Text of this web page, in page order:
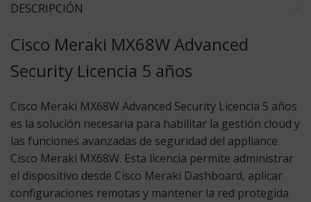
DESCRIPCIÓN
Cisco Meraki MX68W Advanced
Security Licencia 5 años
Cisco Meraki MX68W Advanced Security Licencia 5 años
es la solución necesaria para habilitar la gestión cloud y
las funciones avanzadas de seguridad del appliance
Cisco Meraki MX68W. Esta licencia permite administrar
el dispositivo desde Cisco Meraki Dashboard, aplicar
configuraciones remotas y mantener la red protegida